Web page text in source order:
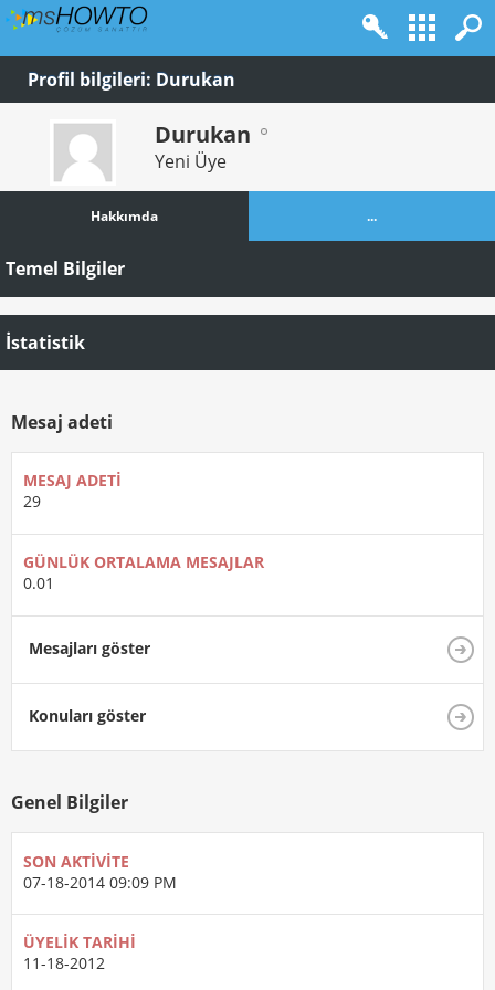
Profil bilgileri: Durukan
Durukan
Yeni Üye
Hakkımda ...
Temel Bilgiler
İstatistik
Mesaj adeti
MESAJ ADETI
29
GÜNLÜK ORTALAMA MESAJLAR
0.01
Mesajları göster
Konuları göster
Genel Bilgiler
SON AKTIVITE
07-18-2014 09:09 PM
ÜYELIK TARIHI
11-18-2012